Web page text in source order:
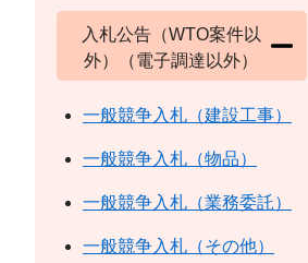
入札公告（WTO案件以
外）（電子調達以外）
一般競争入札（建設工事）
一般競争入札（物品）
一般競争入札（業務委託）
一般競争入札（その他）